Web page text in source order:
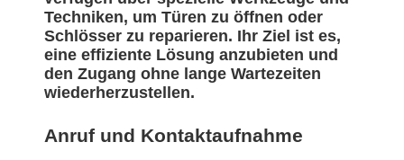
Techniken, um Türen zu öffnen oder
Schlösser zu reparieren. Ihr Ziel ist es,
eine effiziente Lösung anzubieten und
den Zugang ohne lange Wartezeiten
wiederherzustellen.
Anruf und Kontaktaufnahme